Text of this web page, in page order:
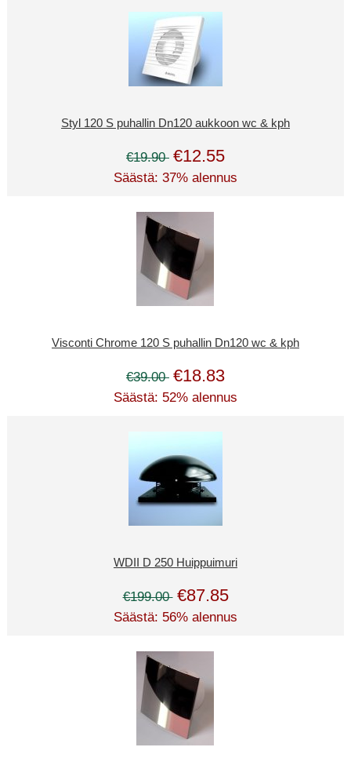
Styl 120 S puhallin Dn120 aukkoon wc & kph
€19.90 €12.55
Säästä: 37% alennus
Visconti Chrome 120 S puhallin Dn120 wc & kph
€39.00 €18.83
Säästä: 52% alennus
WDII D 250 Huippuimuri
€199.00 €87.85
Säästä: 56% alennus